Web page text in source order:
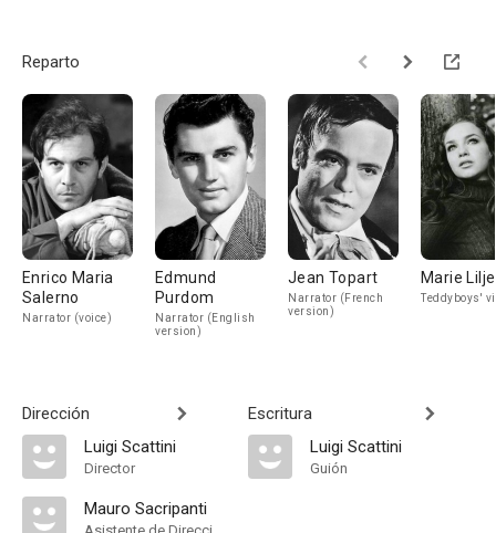
Reparto
Enrico Maria
Salerno
Narrator (voice)
Edmund
Purdom
Narrator (English
version)
Jean Topart
Narrator (French
version)
Marie
Teddyboys'
Dirección
Luigi Scattini
Director
Mauro Sacripanti
Escritura
Luigi Scattini
Guión